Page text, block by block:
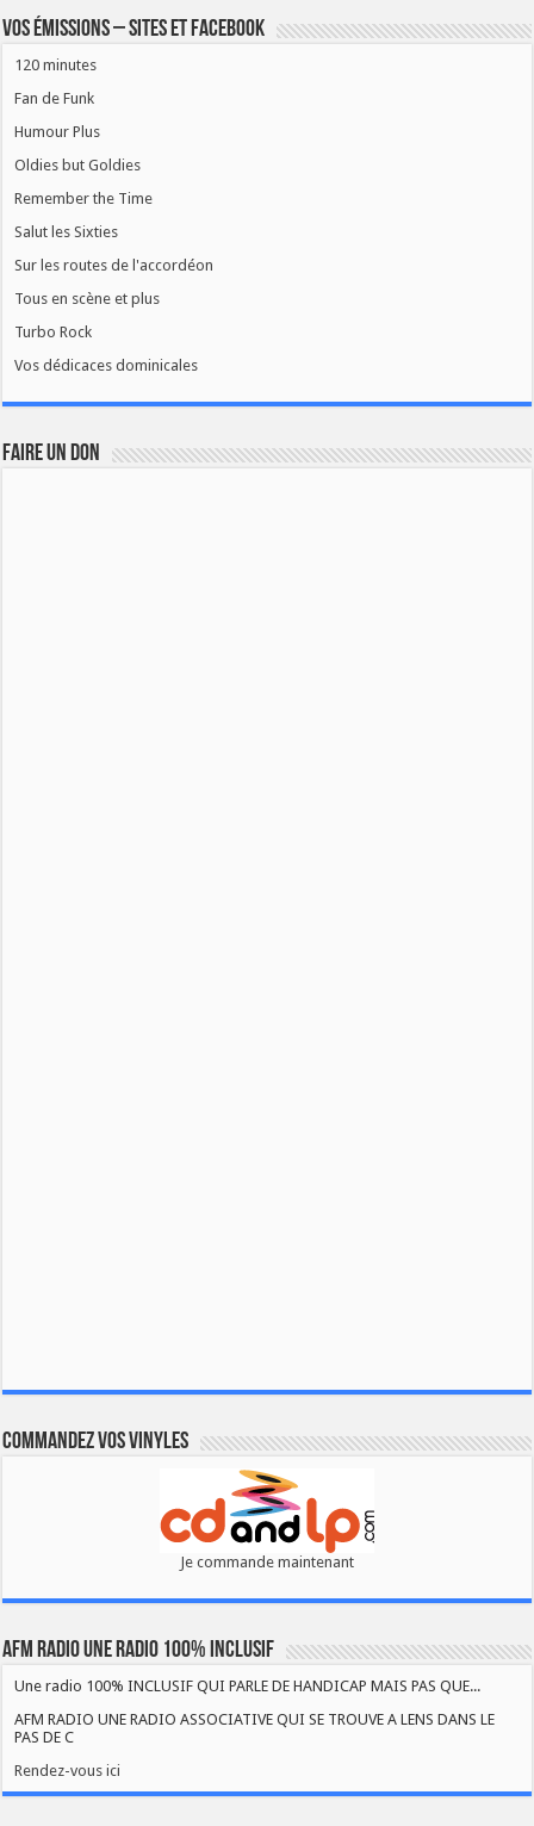
Vos émissions – Sites et Facebook
120 minutes
Fan de Funk
Humour Plus
Oldies but Goldies
Remember the Time
Salut les Sixties
Sur les routes de l'accordéon
Tous en scène et plus
Turbo Rock
Vos dédicaces dominicales
FAIRE UN DON
Commandez vos vinyles
Je commande maintenant
AFM RADIO UNE RADIO 100% INCLUSIF
Une radio 100% INCLUSIF QUI PARLE DE HANDICAP MAIS PAS QUE...
AFM RADIO UNE RADIO ASSOCIATIVE QUI SE TROUVE A LENS DANS LE
PAS DE C
Rendez-vous ici